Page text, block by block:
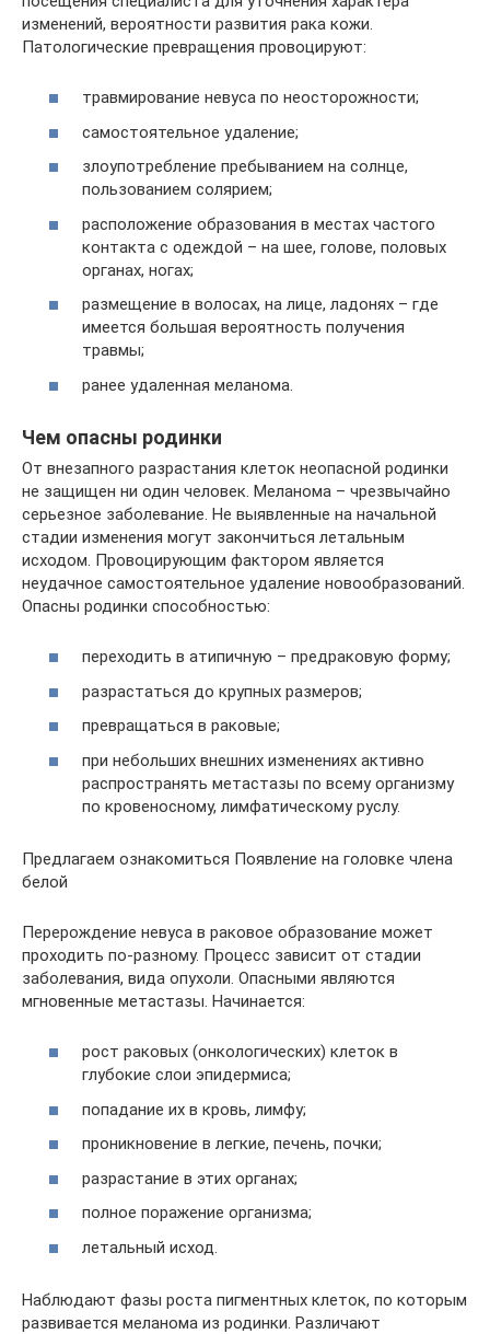
изменений, вероятности развития рака кожи.
Патологические превращения провоцируют:
травмирование невуса по неосторожности;
самостоятельное удаление;
злоупотребление пребыванием на солнце,
пользованием солярием;
расположение образования в местах частого
контакта с одеждой – на шее, голове, половых
органах, ногах;
размещение в волосах, на лице, ладонях – где
имеется большая вероятность получения
травмы;
ранее удаленная меланома.
Чем опасны родинки
От внезапного разрастания клеток неопасной родинки
не защищен ни один человек. Меланома – чрезвычайно
серьезное заболевание. Не выявленные на начальной
стадии изменения могут закончиться летальным
исходом. Провоцирующим фактором является
неудачное самостоятельное удаление новообразований.
Опасны родинки способностью:
переходить в атипичную – предраковую форму;
разрастаться до крупных размеров;
превращаться в раковые;
при небольших внешних изменениях активно
распространять метастазы по всему организму
по кровеносному, лимфатическому руслу.
Предлагаем ознакомиться Появление на головке члена
белой
Перерождение невуса в раковое образование может
проходить по-разному. Процесс зависит от стадии
заболевания, вида опухоли. Опасными являются
мгновенные метастазы. Начинается:
рост раковых (онкологических) клеток в
глубокие слои эпидермиса;
попадание их в кровь, лимфу;
проникновение в легкие, печень, почки;
разрастание в этих органах;
полное поражение организма;
летальный исход.
Наблюдают фазы роста пигментных клеток, по которым
развивается меланома из родинки. Различают